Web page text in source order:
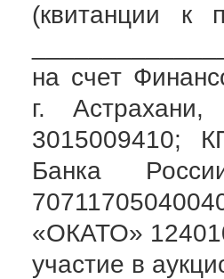
(квитанции к
на счет
г.
3015009410;
Банка
«ОКАТО»
участие в